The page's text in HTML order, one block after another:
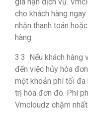
cho khách hàng
nhận thanh toán
hàng.
3.3 Nếu khách hàng
đến việc hủy hóa
một khoản phí tối đa
trị hóa đơn đó. Phí
Vmcloudz chậm